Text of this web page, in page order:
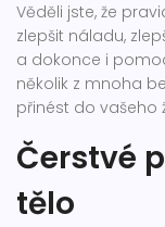
Věděli jste, že
zlepšit náladu,
a dokonce i
několik z mnoha
přinést do vašeho
Čerstvé
tělo